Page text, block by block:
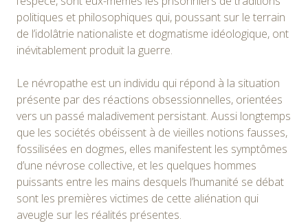
politiques et philosophiques qui, poussant sur le terrain
de l’idolâtrie nationaliste et dogmatisme idéologique, ont
inévitablement produit la guerre.
Le névropathe est un individu qui répond à la situation
présente par des réactions obsessionnelles, orientées
vers un passé maladivement persistant. Aussi longtemps
que les sociétés obéissent à de vieilles notions fausses,
fossilisées en dogmes, elles manifestent les symptômes
d’une névrose collective, et les quelques hommes
puissants entre les mains desquels l’humanité se débat
sont les premières victimes de cette aliénation qui
aveugle sur les réalités présentes.